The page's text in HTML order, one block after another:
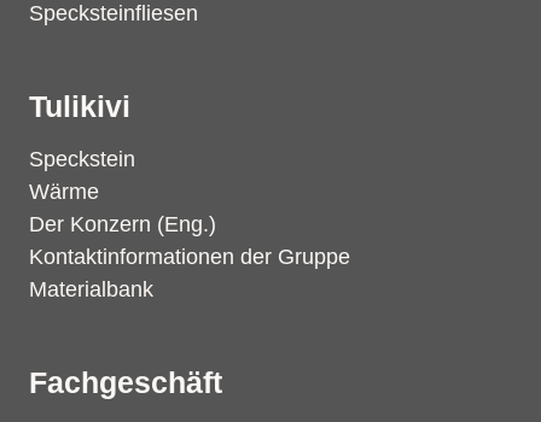
Specksteinfliesen
Tulikivi
Speckstein
Wärme
Der Konzern (Eng.)
Kontaktinformationen der Gruppe
Materialbank
Fachgeschäft